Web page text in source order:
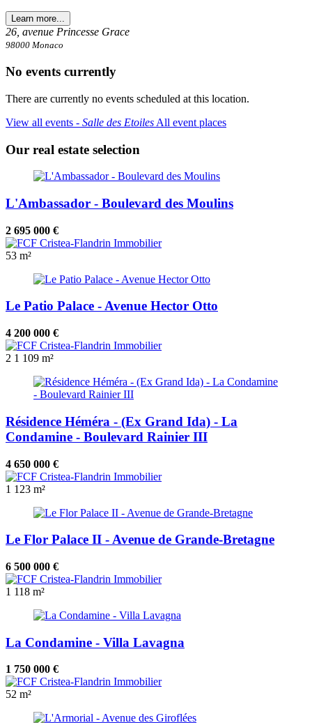
Learn more...
26, avenue Princesse Grace
98000 Monaco
No events currently
There are currently no events scheduled at this location.
View all events ‐ Salle des Etoiles All event places
Our real estate selection
L'Ambassador - Boulevard des Moulins
2 695 000 €
53 m²
Le Patio Palace - Avenue Hector Otto
4 200 000 €
2 1 109 m²
Résidence Héméra - (Ex Grand Ida) - La
Condamine - Boulevard Rainier III
4 650 000 €
1 123 m²
Le Flor Palace II - Avenue de Grande-Bretagne
6 500 000 €
1 118 m²
La Condamine - Villa Lavagna
1 750 000 €
52 m²